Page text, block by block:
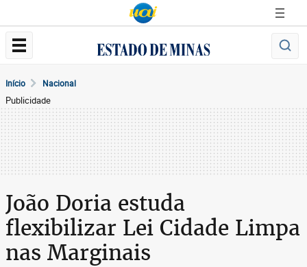
Início Nacional
Publicidade
João Doria estuda
flexibilizar Lei Cidade Limpa
nas Marginais